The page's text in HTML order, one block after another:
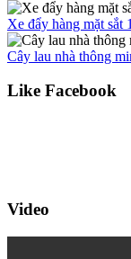
Xe đẩy hàng mặt sắt
Cây lau nhà thông
Like Facebook
Video